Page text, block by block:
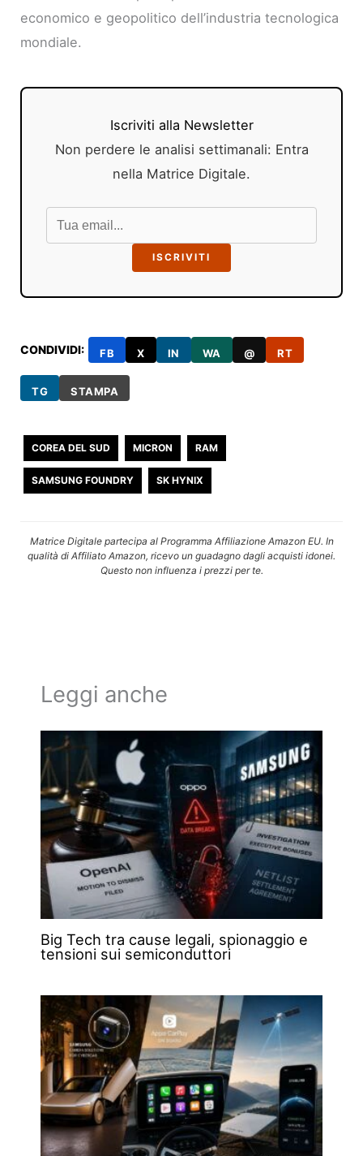
economico e geopolitico dell’industria tecnologica
mondiale.
Iscriviti alla Newsletter
Non perdere le analisi settimanali: Entra
nella Matrice Digitale.
ISCRIVITI
CONDIVIDI: FB X IN WA @ RT
TG STAMPA
COREA DEL SUD MICRON RAM
SAMSUNG FOUNDRY SK HYNIX
Matrice Digitale partecipa al Programma Affiliazione Amazon EU. In
qualità di Affiliato Amazon, ricevo un guadagno dagli acquisti idonei.
Questo non influenza i prezzi per te.
Leggi anche
Big Tech tra cause legali, spionaggio e
tensioni sui semiconduttori